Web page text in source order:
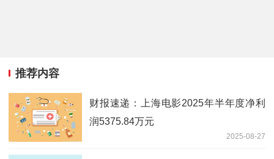
推荐内容
财报速递：上海电影2025年半年度净利
润5375.84万元
2025-08-27